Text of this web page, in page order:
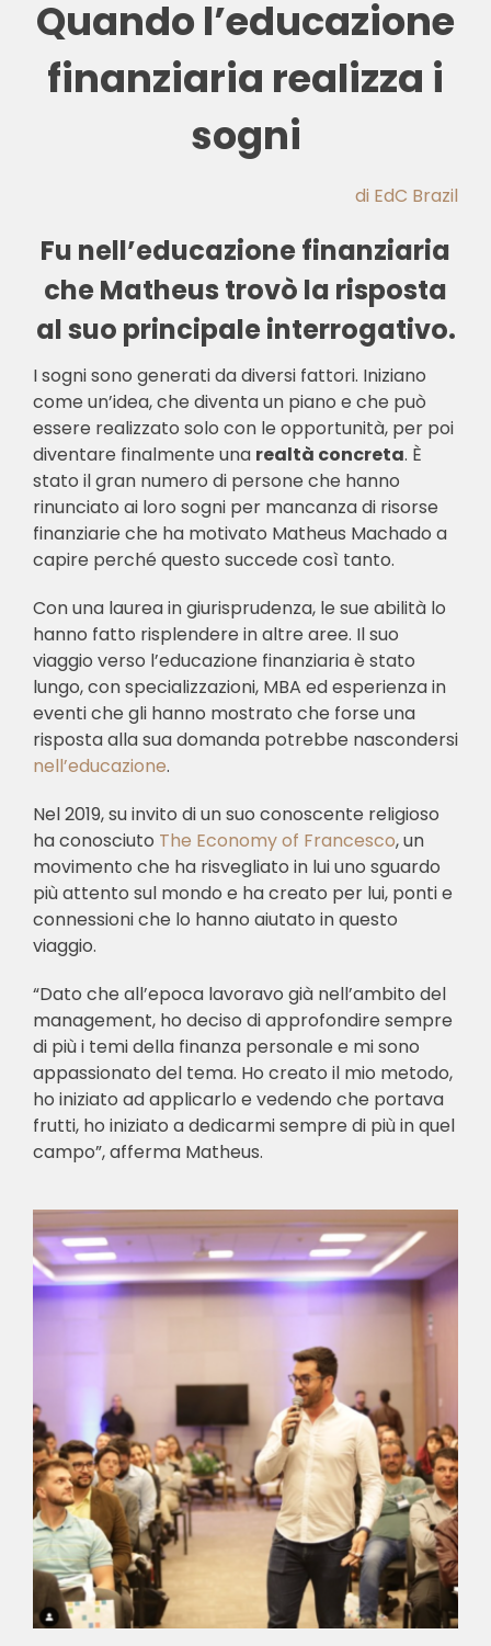
Quando l’educazione
finanziaria realizza i
sogni
di EdC Brazil
Fu nell’educazione finanziaria
che Matheus trovò la risposta
al suo principale interrogativo.
I sogni sono generati da diversi fattori. Iniziano
come un’idea, che diventa un piano e che può
essere realizzato solo con le opportunità, per poi
diventare finalmente una realtà concreta. È
stato il gran numero di persone che hanno
rinunciato ai loro sogni per mancanza di risorse
finanziarie che ha motivato Matheus Machado a
capire perché questo succede così tanto.
Con una laurea in giurisprudenza, le sue abilità lo
hanno fatto risplendere in altre aree. Il suo
viaggio verso l’educazione finanziaria è stato
lungo, con specializzazioni, MBA ed esperienza in
eventi che gli hanno mostrato che forse una
risposta alla sua domanda potrebbe nascondersi
nell’educazione.
Nel 2019, su invito di un suo conoscente religioso
ha conosciuto The Economy of Francesco, un
movimento che ha risvegliato in lui uno sguardo
più attento sul mondo e ha creato per lui, ponti e
connessioni che lo hanno aiutato in questo
viaggio.
“Dato che all’epoca lavoravo già nell’ambito del
management, ho deciso di approfondire sempre
di più i temi della finanza personale e mi sono
appassionato del tema. Ho creato il mio metodo,
ho iniziato ad applicarlo e vedendo che portava
frutti, ho iniziato a dedicarmi sempre di più in quel
campo”, afferma Matheus.